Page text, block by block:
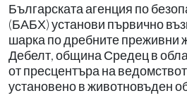
Българската агенция по
(БАБХ) установи първично
шарка по дребните преживни
Дебелт, община Средец в
от пресцентъра на
установено в животновъден